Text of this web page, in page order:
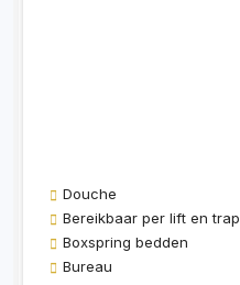
Douche
Bereikbaar per lift en trap
Boxspring bedden
Bureau